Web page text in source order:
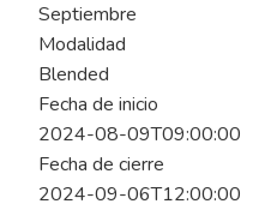
Septiembre
Modalidad
Blended
Fecha de inicio
2024-08-09T09:00:00
Fecha de cierre
2024-09-06T12:00:00